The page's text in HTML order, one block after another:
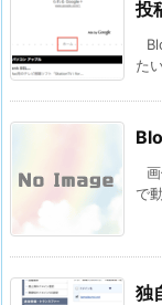
投
た
で
独